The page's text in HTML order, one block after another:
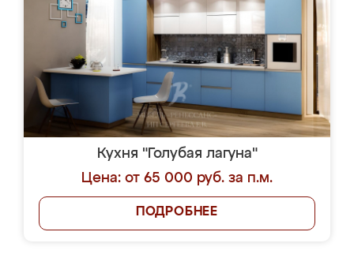
Кухня "Голубая лагуна"
Цена: от 65 000 руб. за п.м.
ПОДРОБНЕЕ